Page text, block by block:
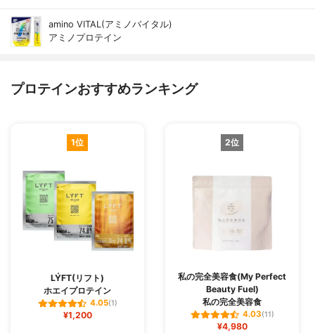
amino VITAL(アミノバイタル)
アミノプロテイン
プロテインおすすめランキング
1位
LÝFT(リフト)
ホエイプロテイン
4.05(1)
¥1,200
2位
私の完全美容食(My Perfect
Beauty Fuel)
私の完全美容食
4.03(11)
¥4,980